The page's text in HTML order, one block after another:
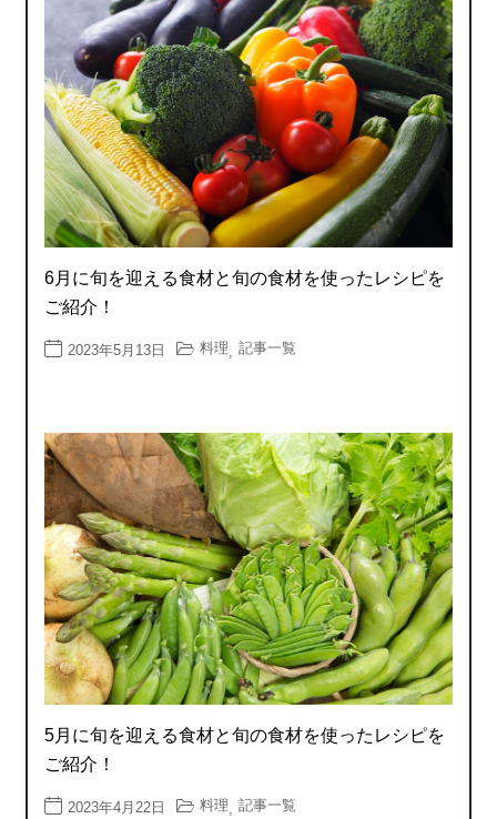
6月に旬を迎える食材と旬の食材を使ったレシピを
ご紹介！
2023年5月13日 料理 記事一覧
5月に旬を迎える食材と旬の食材を使ったレシピを
ご紹介！
2023年4月22日 料理 記事一覧